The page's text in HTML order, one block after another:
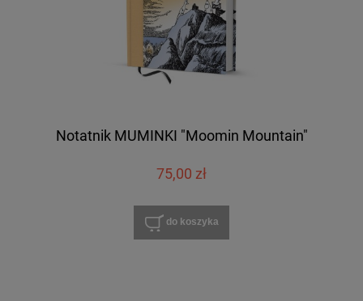
Notatnik MUMINKI "Moomin Mountain"
75,00 zł
do koszyka